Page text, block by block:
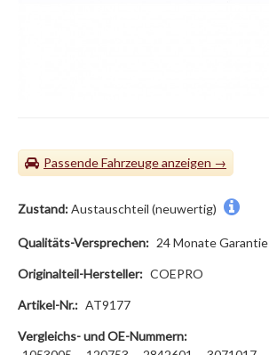
Passende Fahrzeuge
Zustand:Austauschteil (neuwertig)
Qualitäts-Versprechen: 24 Monate Garantie
Originalteil-Hersteller: COEPRO
Artikel-Nr.: AT9177
Vergleichs- und OE-Nummern: